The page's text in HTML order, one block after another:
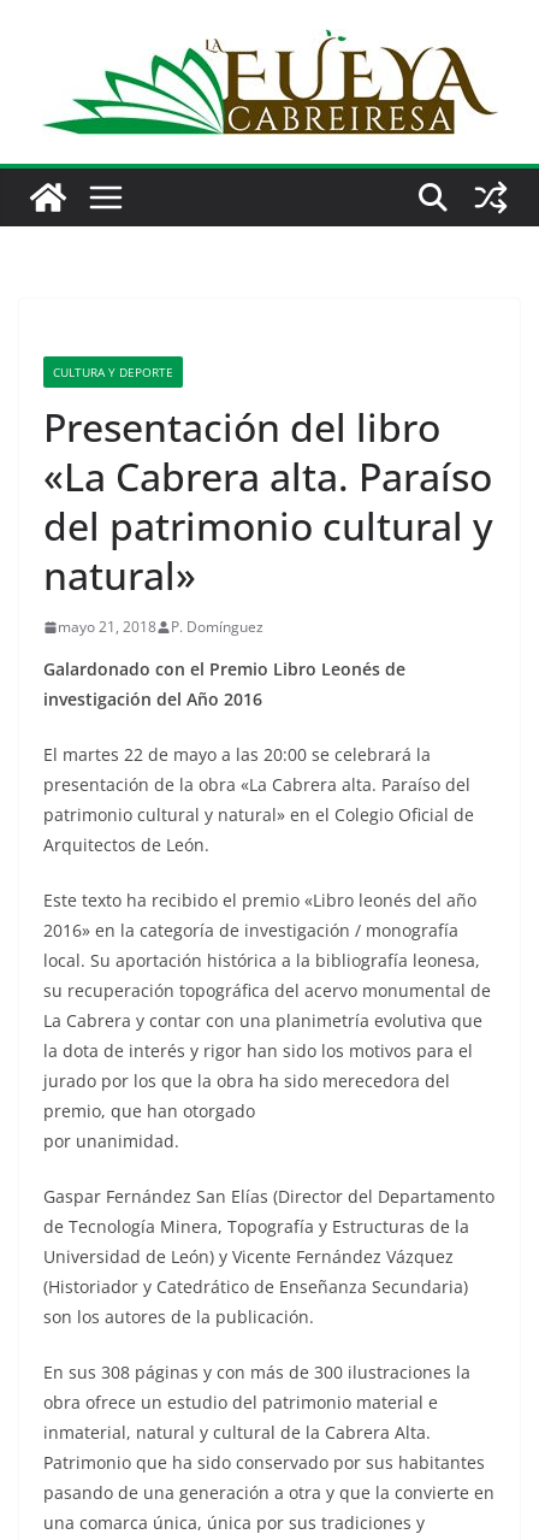
CULTURA Y DEPORTE
Presentación del libro
«La Cabrera alta. Paraíso
del patrimonio cultural y
natural»
mayo 21, 2018 P. Domínguez
Galardonado con el Premio Libro Leonés de
investigación del Año 2016
El martes 22 de mayo a las 20:00 se celebrará la
presentación de la obra «La Cabrera alta. Paraíso del
patrimonio cultural y natural» en el Colegio Oficial de
Arquitectos de León.
Este texto ha recibido el premio «Libro leonés del año
2016» en la categoría de investigación / monografía
local. Su aportación histórica a la bibliografía leonesa,
su recuperación topográfica del acervo monumental de
La Cabrera y contar con una planimetría evolutiva que
la dota de interés y rigor han sido los motivos para el
jurado por los que la obra ha sido merecedora del
premio, que han otorgado
por unanimidad.
Gaspar Fernández San Elías (Director del Departamento
de Tecnología Minera, Topografía y Estructuras de la
Universidad de León) y Vicente Fernández Vázquez
(Historiador y Catedrático de Enseñanza Secundaria)
son los autores de la publicación.
En sus 308 páginas y con más de 300 ilustraciones la
obra ofrece un estudio del patrimonio material e
inmaterial, natural y cultural de la Cabrera Alta.
Patrimonio que ha sido conservado por sus habitantes
pasando de una generación a otra y que la convierte en
una comarca única, única por sus tradiciones y